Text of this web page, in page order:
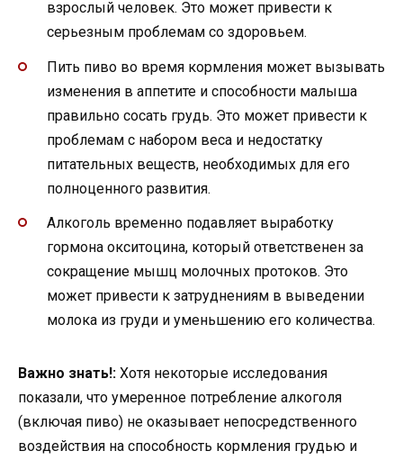
взрослый человек. Это может привести к
серьезным проблемам со здоровьем.
Пить пиво во время кормления может вызывать
изменения в аппетите и способности малыша
правильно сосать грудь. Это может привести к
проблемам с набором веса и недостатку
питательных веществ, необходимых для его
полноценного развития.
Алкоголь временно подавляет выработку
гормона окситоцина, который ответственен за
сокращение мышц молочных протоков. Это
может привести к затруднениям в выведении
молока из груди и уменьшению его количества.
Важно знать!: Хотя некоторые исследования
показали, что умеренное потребление алкоголя
(включая пиво) не оказывает непосредственного
воздействия на способность кормления грудью и